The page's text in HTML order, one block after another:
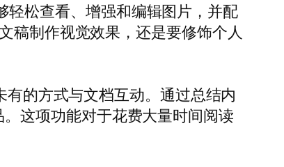
轻松查看、增强和编辑图片，并配
稿制作视觉效果，还是要修饰个人
有的方式与文档互动。通过总结内
这项功能对于花费大量时间阅读